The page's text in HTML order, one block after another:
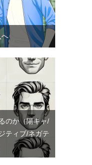
へ
のか（陽キャ/
ティブ/ネガテ